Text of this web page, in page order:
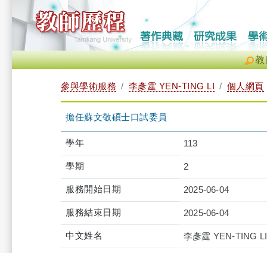
教
參與學術服務 李彥霆 YEN-TING LI 個人網頁
擔任蘇文敬碩士口試委員
學年 113
學期 2
服務開始日期 2025-06-04
服務結束日期 2025-06-04
中文姓名 李彥霆 YEN-TING LI